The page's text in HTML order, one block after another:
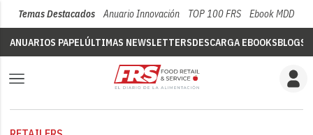
Temas Destacados Anuario Innovación TOP 100 FRS Ebook MDD
ANUARIOS PAPELÚLTIMAS NEWSLETTERSDESCARGA EBOOKSBLOGS